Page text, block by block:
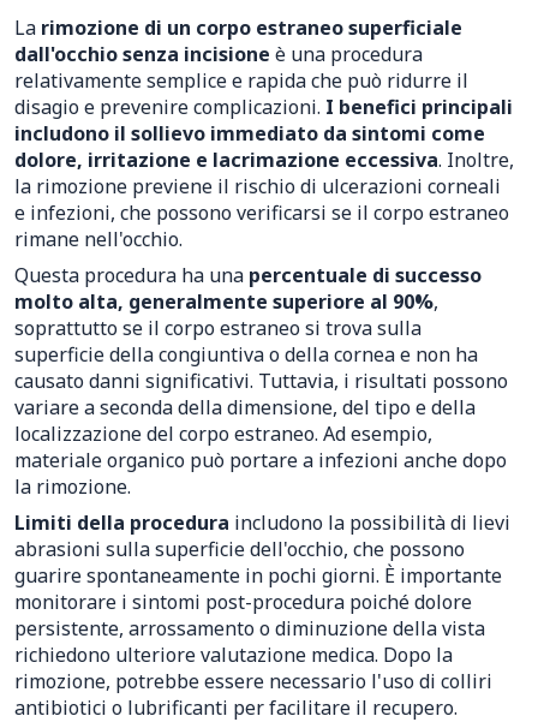
La rimozione di un corpo estraneo superficiale
dall'occhio senza incisione è una procedura
relativamente semplice e rapida che può ridurre il
disagio e prevenire complicazioni. I benefici principali
includono il sollievo immediato da sintomi come
dolore, irritazione e lacrimazione eccessiva. Inoltre,
la rimozione previene il rischio di ulcerazioni corneali
e infezioni, che possono verificarsi se il corpo estraneo
rimane nell'occhio.
Questa procedura ha una percentuale di successo
molto alta, generalmente superiore al 90%,
soprattutto se il corpo estraneo si trova sulla
superficie della congiuntiva o della cornea e non ha
causato danni significativi. Tuttavia, i risultati possono
variare a seconda della dimensione, del tipo e della
localizzazione del corpo estraneo. Ad esempio,
materiale organico può portare a infezioni anche dopo
la rimozione.
Limiti della procedura includono la possibilità di lievi
abrasioni sulla superficie dell'occhio, che possono
guarire spontaneamente in pochi giorni. È importante
monitorare i sintomi post-procedura poiché dolore
persistente, arrossamento o diminuzione della vista
richiedono ulteriore valutazione medica. Dopo la
rimozione, potrebbe essere necessario l'uso di colliri
antibiotici o lubrificanti per facilitare il recupero.